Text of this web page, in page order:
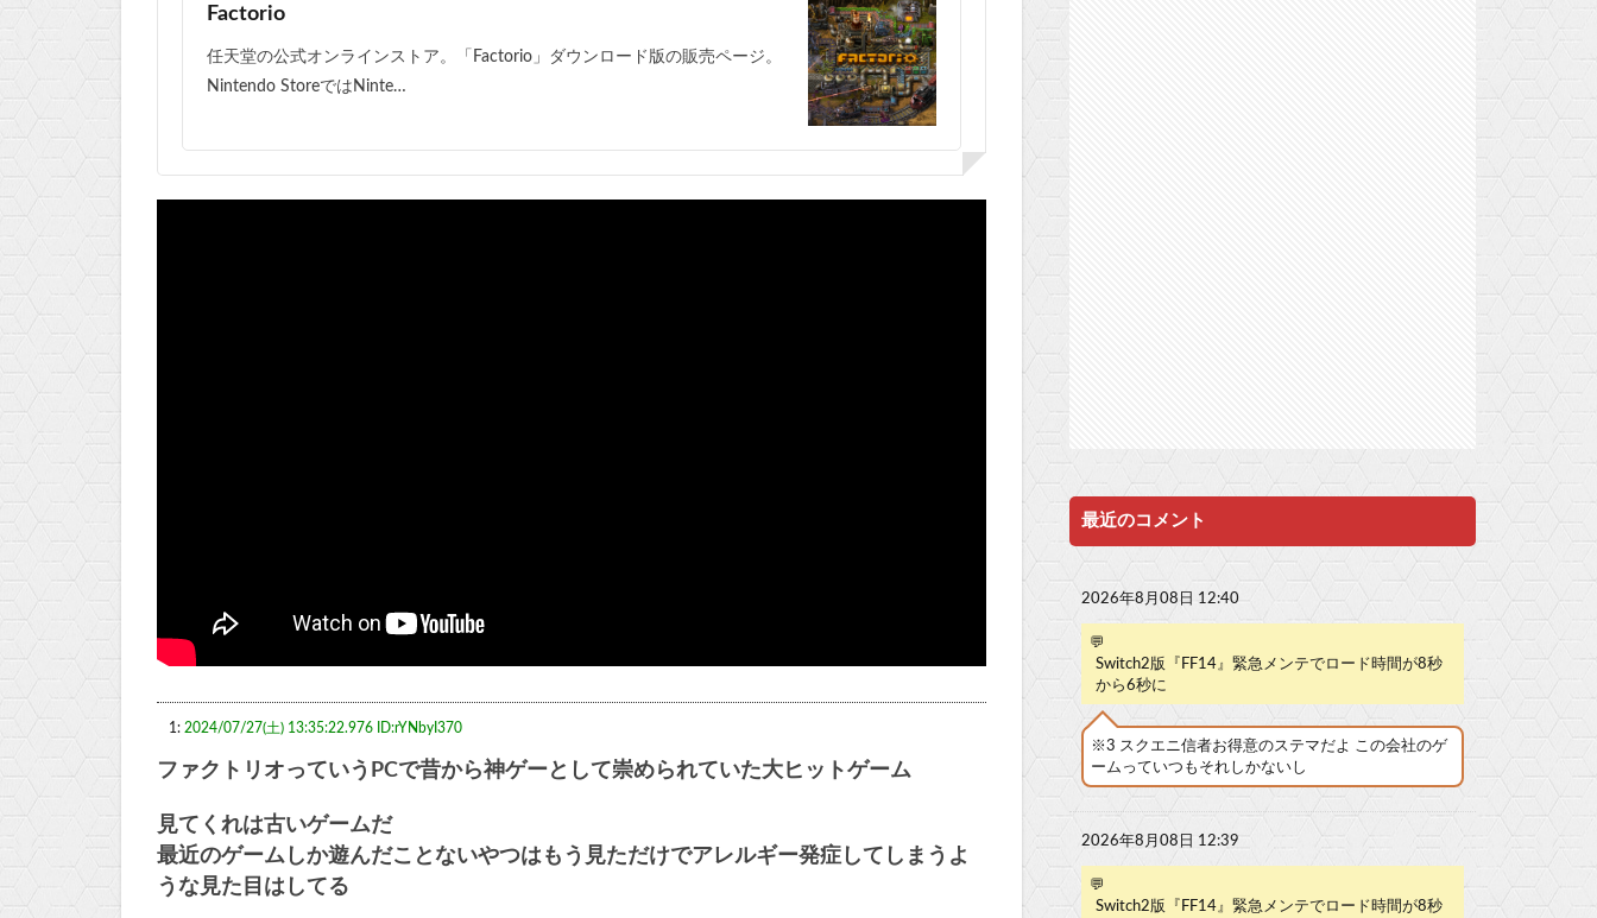
Factorio
任天堂の公式オンラインストア。「Factorio」ダウンロード版の販売ページ。
Nintendo StoreではNinte…
1: 2024/07/27(土) 13:35:22.976 ID:rYNbyI370
ファクトリオっていうPCで昔から神ゲーとして崇められていた大ヒットゲーム
見てくれは古いゲームだ
最近のゲームしか遊んだことないやつはもう見ただけでアレルギー発症してしまうよ
うな見た目はしてる
最近のコメント
2026年8月08日 12:40
💬
Switch2版『FF14』緊急メンテでロード時間が8秒
から6秒に
※3 スクエニ信者お得意のステマだよ この会社のゲ
ームっていつもそれしかないし
2026年8月08日 12:39
💬
Switch2版『FF14』緊急メンテでロード時間が8秒